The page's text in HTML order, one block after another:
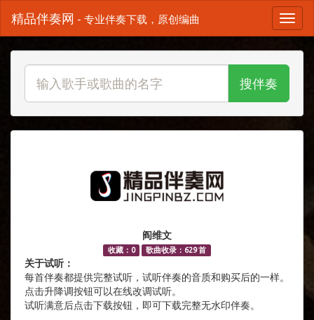
精品伴奏网 - 专业伴奏下载，原创编曲
搜伴奏
阎维文
收藏：0 歌曲收录：629 首
关于试听：
每首伴奏都提供完整试听，试听伴奏的音质和购买后的一样。
点击升降调按钮可以在线改调试听。
试听满意后点击下载按钮，即可下载完整无水印伴奏。